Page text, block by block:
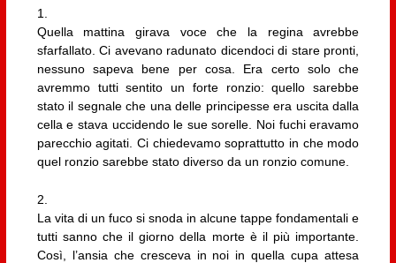
1.
Quella mattina girava voce che la regina avrebbe
sfarfallato. Ci avevano radunato dicendoci di stare pronti,
nessuno sapeva bene per cosa. Era certo solo che
avremmo tutti sentito un forte ronzio: quello sarebbe
stato il segnale che una delle principesse era uscita dalla
cella e stava uccidendo le sue sorelle. Noi fuchi eravamo
parecchio agitati. Ci chiedevamo soprattutto in che modo
quel ronzio sarebbe stato diverso da un ronzio comune.
2.
La vita di un fuco si snoda in alcune tappe fondamentali e
tutti sanno che il giorno della morte è il più importante.
Così, l’ansia che cresceva in noi in quella cupa attesa